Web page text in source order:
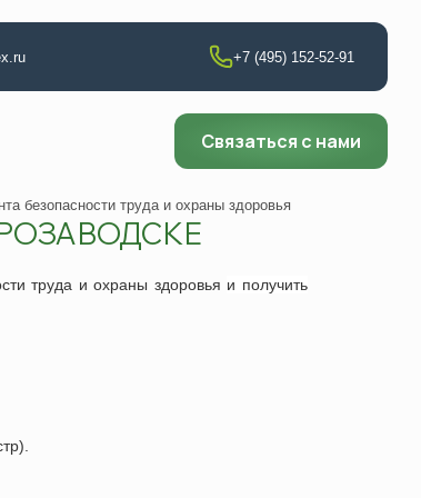
+7 (495) 152-52-91
Связаться с нами
безопасности труда и охраны здоровья
труда и охраны здоровья и получить